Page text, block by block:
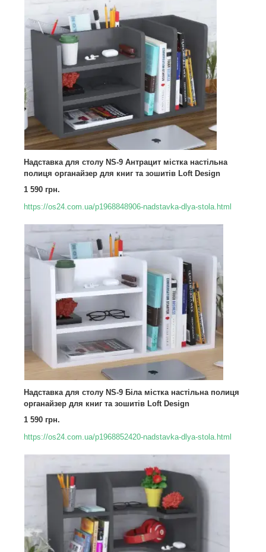
Надставка для столу NS-9 Антрацит містка настільна
полиця органайзер для книг та зошитів Loft Design
1 590 грн.
https://os24.com.ua/p1968848906-nadstavka-dlya-stola.html
Надставка для столу NS-9 Біла містка настільна полиця
органайзер для книг та зошитів Loft Design
1 590 грн.
https://os24.com.ua/p1968852420-nadstavka-dlya-stola.html